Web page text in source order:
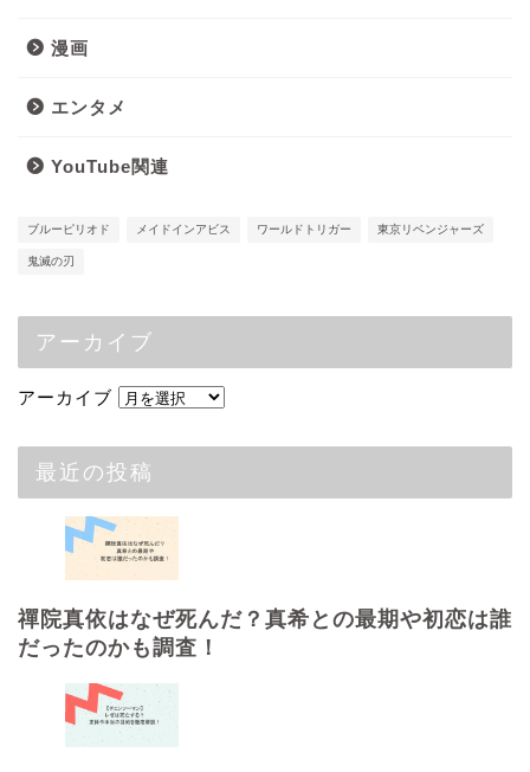
漫画
エンタメ
YouTube関連
ブルーピリオド メイドインアビス ワールドトリガー 東京リベンジャーズ
鬼滅の刃
アーカイブ
アーカイブ
最近の投稿
禪院真依はなぜ死んだ？真希との最期や初恋は誰
だったのかも調査！